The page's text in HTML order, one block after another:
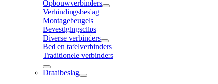
Opbouwverbinders
Verbindingsbeslag
Montagebeugels
Bevestigingsclips
Diverse verbinders
Bed en tafelverbinders
Traditionele verbinders
Draaibeslag